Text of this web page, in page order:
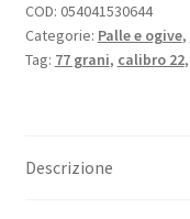
COD: 054041530644
Categorie: Palle e ogive,
Tag: 77 grani, calibro 22,
Descrizione